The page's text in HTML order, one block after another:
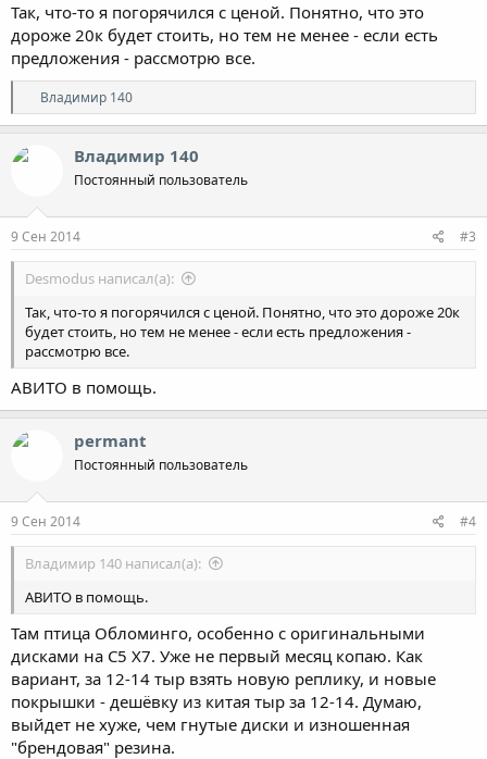
Так, что-то я погорячился с ценой. Понятно, что это
дороже 20к будет стоить, но тем не менее - если есть
предложения - рассмотрю все.
Р
е
а
:
Владимир 140
Владимир 140
Постоянный пользователь
9 Сен 2014 #3
Desmodus написал(а):
Так, что-то я погорячился с ценой. Понятно, что это дороже 20к
будет стоить, но тем не менее - если есть предложения -
рассмотрю все.
АВИТО в помощь.
permant
Постоянный пользователь
9 Сен 2014 #4
Владимир 140 написал(а):
АВИТО в помощь.
Там птица Обломинго, особенно с оригинальными
дисками на C5 X7. Уже не первый месяц копаю. Как
вариант, за 12-14 тыр взять новую реплику, и новые
покрышки - дешёвку из китая тыр за 12-14. Думаю,
выйдет не хуже, чем гнутые диски и изношенная
"брендовая" резина.